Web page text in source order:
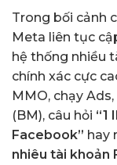
Trong bối cảnh
Meta liên tục
hệ thống nhiều
chính xác cực
MMO, chạy
(BM), câu hỏi “1
Facebook” hay
nhiêu tài khoản